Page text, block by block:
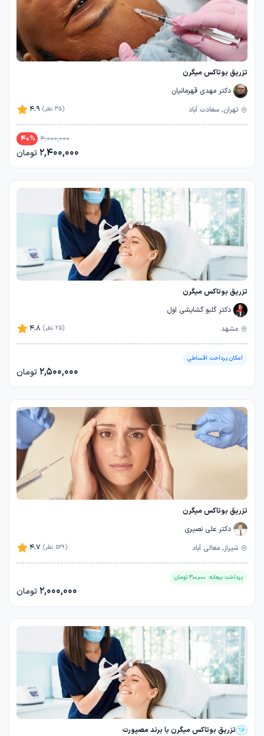
تزریق بوتاکس میگرن
دکتر مهدی قهرمانیان
4.9
(35 نظر) تهران, سعادت آباد
4,000,000
40%
2,400,000تومان
تزریق بوتاکس میگرن
دکتر گلبو گشایشی اول
4.8
(25 نظر) مشهد
امکان پرداخت اقساطی
2,500,000تومان
تزریق بوتاکس میگرن
دکتر علی نصیری
4.7
(529 نظر) شیراز, معالی آباد
پرداخت بیعانه: 300,000 تومان
2,000,000تومان
تزریق بوتاکس میگرن با برند مصپورت